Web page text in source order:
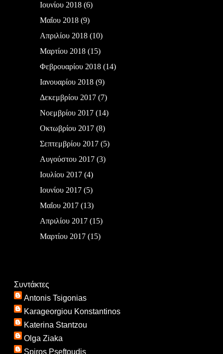
Ιουνίου 2018(6)
Μαΐου 2018(9)
Απριλίου 2018(10)
Μαρτίου 2018(15)
Φεβρουαρίου 2018(14)
Ιανουαρίου 2018(9)
Δεκεμβρίου 2017(7)
Νοεμβρίου 2017(14)
Οκτωβρίου 2017(8)
Σεπτεμβρίου 2017(5)
Αυγούστου 2017(3)
Ιουλίου 2017(4)
Ιουνίου 2017(5)
Μαΐου 2017(13)
Απριλίου 2017(15)
Μαρτίου 2017(15)
Συντάκτες
Antonis Tsigonias
Karageorgiou Konstantinos
Katerina Stantzou
Olga Ziaka
Spiros Pseftoudis